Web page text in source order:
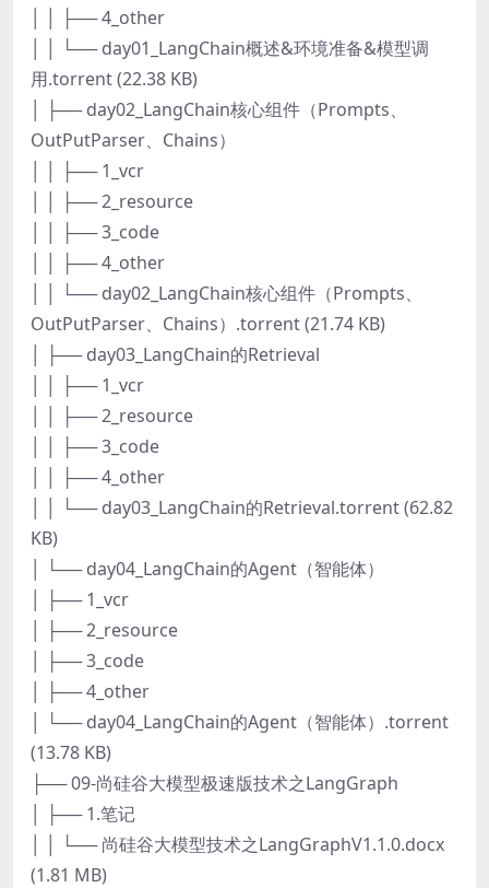
│ │ ├── 4_other
│ │ └── day01_LangChain概述&环境准备&模型调
用.torrent (22.38 KB)
│ ├── day02_LangChain核心组件（Prompts、
OutPutParser、Chains）
│ │ ├── 1_vcr
│ │ ├── 2_resource
│ │ ├── 3_code
│ │ ├── 4_other
│ │ └── day02_LangChain核心组件（Prompts、
OutPutParser、Chains）.torrent (21.74 KB)
│ ├── day03_LangChain的Retrieval
│ │ ├── 1_vcr
│ │ ├── 2_resource
│ │ ├── 3_code
│ │ ├── 4_other
│ │ └── day03_LangChain的Retrieval.torrent (62.82
KB)
│ └── day04_LangChain的Agent（智能体）
│ ├── 1_vcr
│ ├── 2_resource
│ ├── 3_code
│ ├── 4_other
│ └── day04_LangChain的Agent（智能体）.torrent
(13.78 KB)
├── 09-尚硅谷大模型极速版技术之LangGraph
│ ├── 1.笔记
│ │ └── 尚硅谷大模型技术之LangGraphV1.1.0.docx
(1.81 MB)